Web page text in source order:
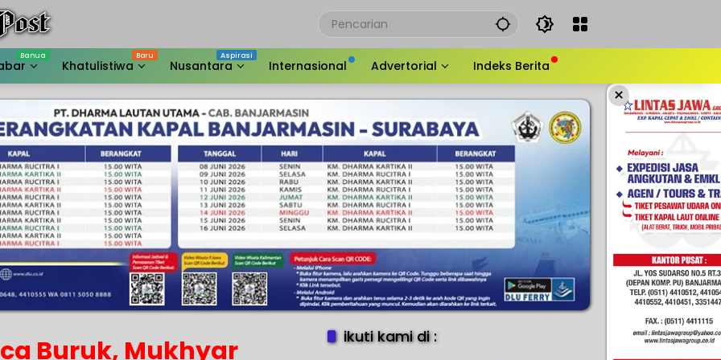
Khatulistiwa Nusantara Internasional Advertorial Indeks Berita
×
Buruk, Mukhyar
ikuti kami di :